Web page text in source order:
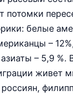
белые
–
– 5,9 %.
живет